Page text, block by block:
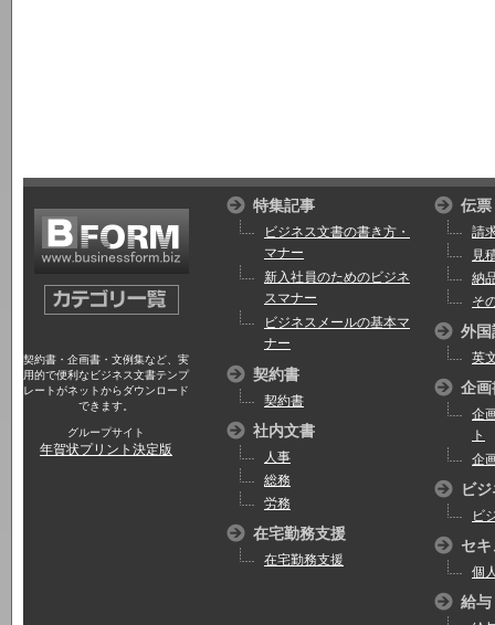
契約書・企画書・文例集など、実
用的で便利なビジネス文書テンプ
レートがネットからダウンロード
できます。
グループサイト
年賀状プリント決定版
特集記事
ビジネス文書の書き方・
マナー
新入社員のためのビジネ
スマナー
ビジネスメールの基本マ
ナー
契約書
契約書
社内文書
人事
総務
労務
在宅勤務支援
在宅勤務支援
伝票
請
見
納
そ
外国
英
企画
企
ト
企
ビ
ビ
セ
個
給与